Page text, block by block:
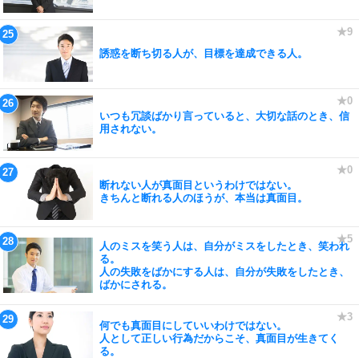
誘惑を断ち切る人が、目標を達成できる人。
いつも冗談ばかり言っていると、大切な話のとき、信
用されない。
断れない人が真面目というわけではない。
きちんと断れる人のほうが、本当は真面目。
人のミスを笑う人は、自分がミスをしたとき、笑われ
る。
人の失敗をばかにする人は、自分が失敗をしたとき、
ばかにされる。
何でも真面目にしていいわけではない。
人として正しい行為だからこそ、真面目が生きてく
る。